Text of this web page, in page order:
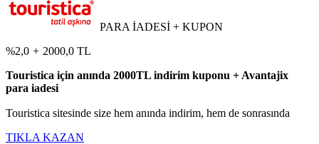
PARA İADESİ + KUPON
%2,0 + 2000,0 TL
Touristica için anında 2000TL indirim kuponu + Avantajix
para iadesi
Touristica sitesinde size hem anında indirim, hem de sonrasında
TIKLA KAZAN